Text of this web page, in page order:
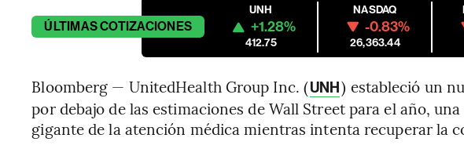
ÚLTIMASCOTIZACIONES
UNH
+1.28%
412.75
NASDAQ
-0.83%
26,363.44
Bloomberg — UnitedHealth Group Inc. (UNH) estableció un
por debajo de las estimaciones de Wall Street para el año,
gigante de la atención médica mientras intenta recuperar la